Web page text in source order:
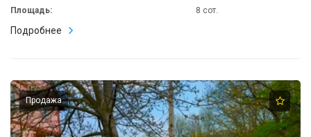
Площадь: 8 сот.
Подробнее
Продажа